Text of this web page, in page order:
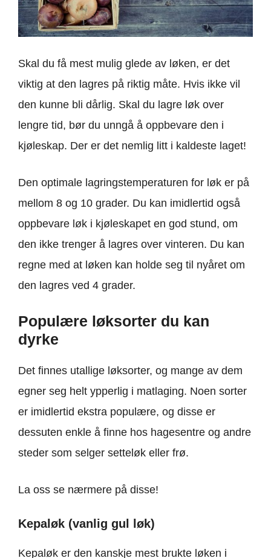
Skal du få mest mulig glede av løken, er det
viktig at den lagres på riktig måte. Hvis ikke vil
den kunne bli dårlig. Skal du lagre løk over
lengre tid, bør du unngå å oppbevare den i
kjøleskap. Der er det nemlig litt i kaldeste laget!
Den optimale lagringstemperaturen for løk er på
mellom 8 og 10 grader. Du kan imidlertid også
oppbevare løk i kjøleskapet en god stund, om
den ikke trenger å lagres over vinteren. Du kan
regne med at løken kan holde seg til nyåret om
den lagres ved 4 grader.
Populære løksorter du kan
dyrke
Det finnes utallige løksorter, og mange av dem
egner seg helt ypperlig i matlaging. Noen sorter
er imidlertid ekstra populære, og disse er
dessuten enkle å finne hos hagesentre og andre
steder som selger setteløk eller frø.
La oss se nærmere på disse!
Kepaløk (vanlig gul løk)
Kepaløk er den kanskje mest brukte løken i